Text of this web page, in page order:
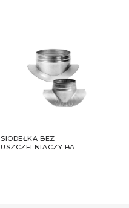
SIODEŁKA BEZ
USZCZELNIACZY BA